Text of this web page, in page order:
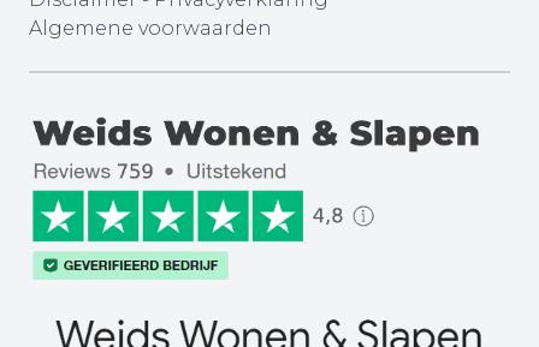
Algemene voorwaarden